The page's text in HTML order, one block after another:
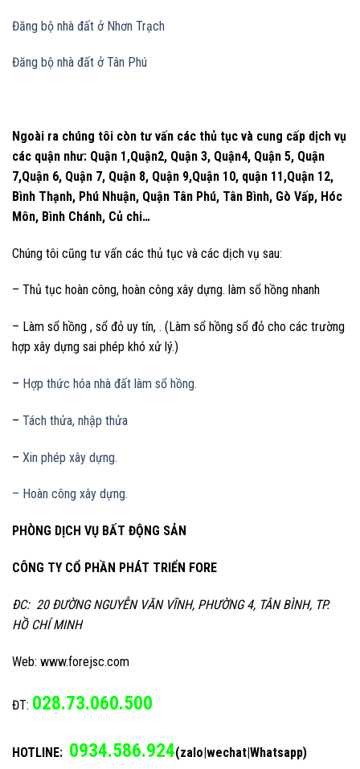
Đăng bộ nhà đất ở Nhơn Trạch
Đăng bộ nhà đất ở Tân Phú
Ngoài ra chúng tôi còn tư vấn các thủ tục và cung cấp dịch vụ
các quận như: Quận 1,Quận2, Quận 3, Quận4, Quận 5, Quận
7,Quận 6, Quận 7, Quận 8, Quận 9,Quận 10, quận 11,Quận 12,
Bình Thạnh, Phú Nhuận, Quận Tân Phú, Tân Bình, Gò Vấp, Hóc
Môn, Bình Chánh, Củ chi…
Chúng tôi cũng tư vấn các thủ tục và các dịch vụ sau:
– Thủ tục hoàn công, hoàn công xây dựng. làm sổ hồng nhanh
– Làm sổ hồng , sổ đỏ uy tín, . (Làm sổ hồng sổ đỏ cho các trường
hợp xây dựng sai phép khó xử lý.)
– Hợp thức hóa nhà đất làm sổ hồng.
– Tách thửa, nhập thửa
– Xin phép xây dựng.
– Hoàn công xây dựng.
PHÒNG DỊCH VỤ BẤT ĐỘNG SẢN
CÔNG TY CỔ PHẦN PHÁT TRIỂN FORE
ĐC: 20 ĐƯỜNG NGUYỄN VĂN VĨNH, PHƯỜNG 4, TÂN BÌNH, TP.
HỒ CHÍ MINH
Web: www.forejsc.com
ĐT: 028.73.060.500
HOTLINE: 0934.586.924(zalo|wechat|Whatsapp)